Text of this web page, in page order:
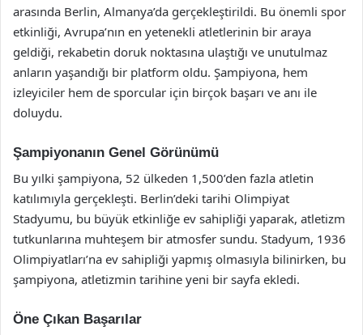
arasında Berlin, Almanya’da gerçekleştirildi. Bu önemli spor
etkinliği, Avrupa’nın en yetenekli atletlerinin bir araya
geldiği, rekabetin doruk noktasına ulaştığı ve unutulmaz
anların yaşandığı bir platform oldu. Şampiyona, hem
izleyiciler hem de sporcular için birçok başarı ve anı ile
doluydu.
Şampiyonanın Genel Görünümü
Bu yılki şampiyona, 52 ülkeden 1,500’den fazla atletin
katılımıyla gerçekleşti. Berlin’deki tarihi Olimpiyat
Stadyumu, bu büyük etkinliğe ev sahipliği yaparak, atletizm
tutkunlarına muhteşem bir atmosfer sundu. Stadyum, 1936
Olimpiyatları’na ev sahipliği yapmış olmasıyla bilinirken, bu
şampiyona, atletizmin tarihine yeni bir sayfa ekledi.
Öne Çıkan Başarılar